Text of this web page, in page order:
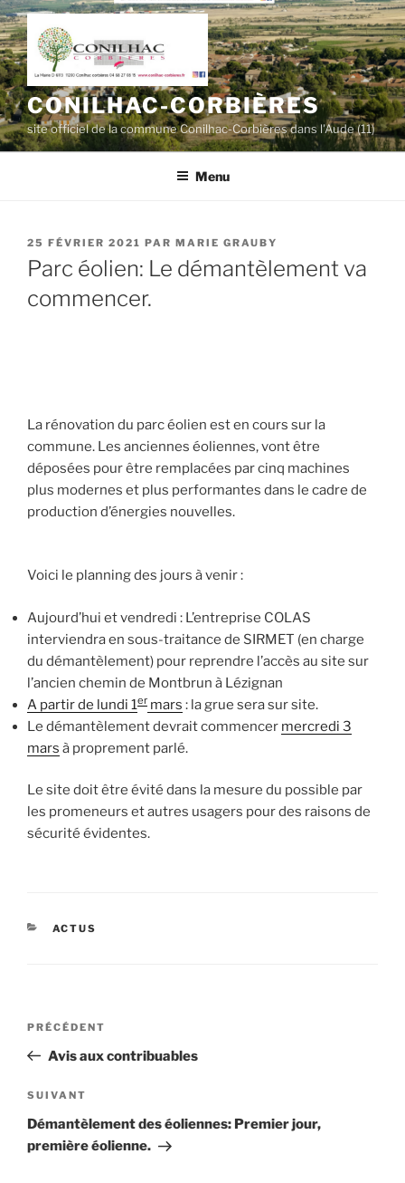
Aller
au
contenu
principal
CONILHAC-CORBIÈRES
site officiel de la commune Conilhac-Corbières dans l'Aude (11)
Menu
PUBLIÉ
LE
25 FÉVRIER 2021 PAR MARIE GRAUBY
Parc éolien: Le démantèlement va
commencer.
La rénovation du parc éolien est en cours sur la
commune. Les anciennes éoliennes, vont être
déposées pour être remplacées par cinq machines
plus modernes et plus performantes dans le cadre de
production d’énergies nouvelles.
Voici le planning des jours à venir :
Aujourd’hui et vendredi : L’entreprise COLAS
interviendra en sous-traitance de SIRMET (en charge
du démantèlement) pour reprendre l’accès au site sur
l’ancien chemin de Montbrun à Lézignan
A partir de lundi 1er mars : la grue sera sur site.
Le démantèlement devrait commencer mercredi 3
mars à proprement parlé.
Le site doit être évité dans la mesure du possible par
les promeneurs et autres usagers pour des raisons de
sécurité évidentes.
CATÉGORIES
ACTUS
Navigation
l’article
Article
précédent
PRÉCÉDENT
Avis aux contribuables
Article
suivant
SUIVANT
Démantèlement des éoliennes: Premier jour,
première éolienne.